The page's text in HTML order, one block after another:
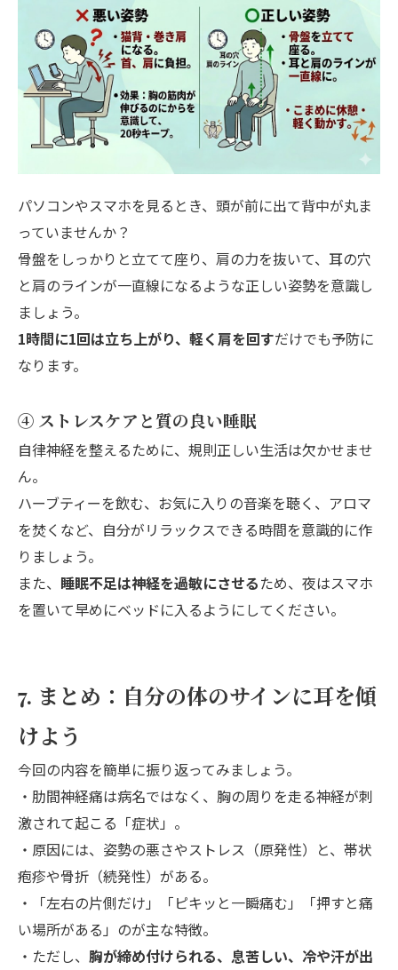
パソコンやスマホを見るとき、頭が前に出て背中が丸ま
っていませんか？
骨盤をしっかりと立てて座り、肩の力を抜いて、耳の穴
と肩のラインが一直線になるような正しい姿勢を意識し
ましょう。
1時間に1回は立ち上がり、軽く肩を回すだけでも予防に
なります。
④ ストレスケアと質の良い睡眠
自律神経を整えるために、規則正しい生活は欠かせませ
ん。
ハーブティーを飲む、お気に入りの音楽を聴く、アロマ
を焚くなど、自分がリラックスできる時間を意識的に作
りましょう。
また、 睡眠不足は神経を過敏にさせるため、夜はスマホ
を置いて早めにベッドに入るようにしてください。
7. まとめ：自分の体のサインに耳を傾
けよう
今回の内容を簡単に振り返ってみましょう。
・肋間神経痛は病名ではなく、胸の周りを走る神経が刺
激されて起こる「症状」。
・原因には、姿勢の悪さやストレス（原発性）と、帯状
疱疹や骨折（続発性）がある。
・「左右の片側だけ」「ピキッと一瞬痛む」「押すと痛
い場所がある」のが主な特徴。
・ただし、 胸が締め付けられる、息苦しい、冷や汗が出